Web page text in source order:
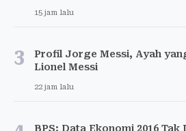
15 jam lalu
3
Profil Jorge Messi, Ayah
Lionel Messi
22 jam lalu
BPS: Data Ekonomi 2016